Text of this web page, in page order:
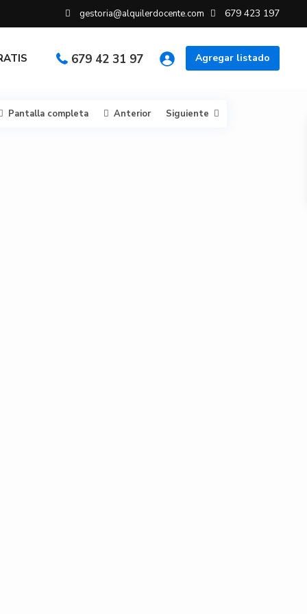
gestoria@alquilerdocente.com 679 423 197
Agregar listado
679 42 31 97
Pantalla completa Anterior Siguiente